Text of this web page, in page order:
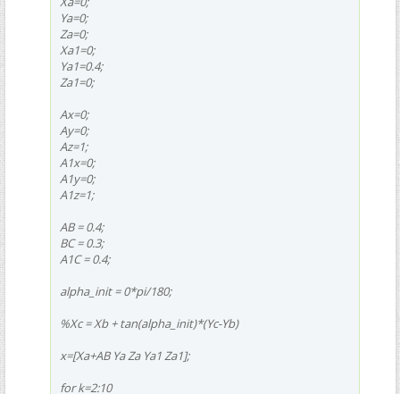
Ya=0;
Za=0;
Xa1=0;
Ya1=0.4;
Za1=0;
Ax=0;
Ay=0;
Az=1;
A1x=0;
A1y=0;
A1z=1;
AB = 0.4;
BC = 0.3;
A1C = 0.4;
alpha_init = 0*pi/180;
%Xc = Xb + tan(alpha_init)*(Yc-Yb)
x=[Xa+AB Ya Za Ya1 Za1];
for k=2:10